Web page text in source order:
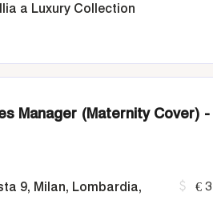
a Luxury Collection
Manager (Maternity Cover)
9, Milan, Lombardia,
€